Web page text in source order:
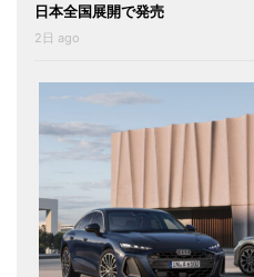
日本全国展開で発売
2日 ago